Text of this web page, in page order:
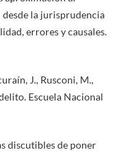
la jurisprudencia
errores y causales.
J., Rusconi, M.,
Escuela Nacional
discutibles de poner